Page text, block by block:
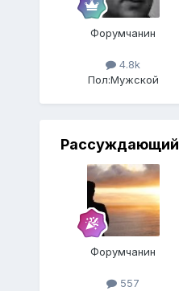
Форумчанин
4.8k
Пол:Мужской
Рассуждающий
Форумчанин
557